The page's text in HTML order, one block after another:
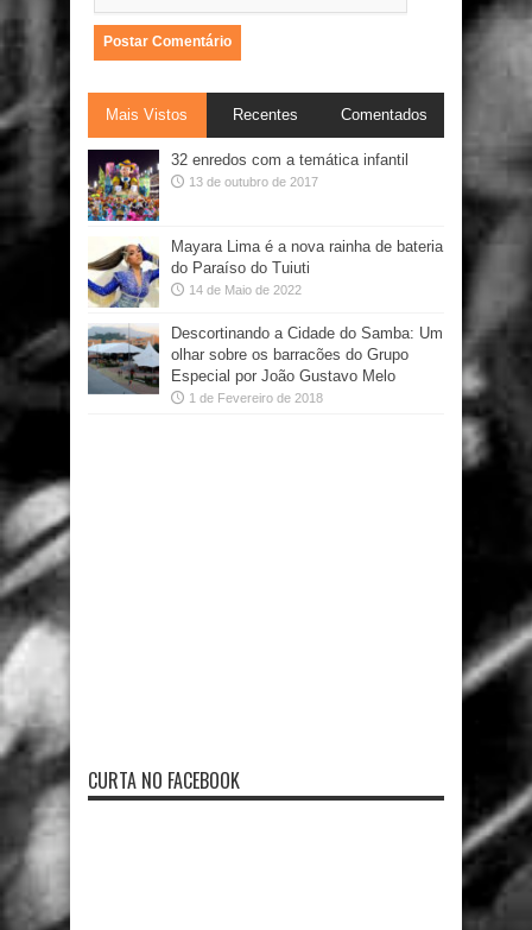
Mais Vistos Recentes Comentados
32 enredos com a temática infantil
13 de outubro de 2017
Mayara Lima é a nova rainha de bateria
do Paraíso do Tuiuti
14 de Maio de 2022
Descortinando a Cidade do Samba: Um
olhar sobre os barracões do Grupo
Especial por João Gustavo Melo
1 de Fevereiro de 2018
CURTA NO FACEBOOK